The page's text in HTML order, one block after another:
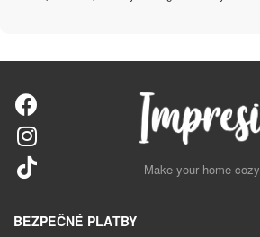
Make your home cozy
BEZPEČNÉ PLATBY